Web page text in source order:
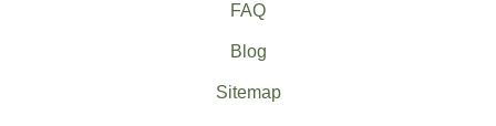
FAQ
Blog
Sitemap